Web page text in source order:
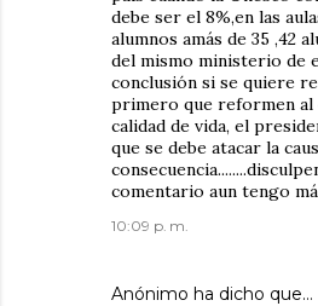
debe ser el 8%,en las
alumnos amás de 35 ,42
del mismo ministerio de
conclusión si se quiere
primero que reformen
calidad de vida, el
que se debe atacar la
comentario aun tengo
10:09 p. m.
Anónimo ha dicho que…